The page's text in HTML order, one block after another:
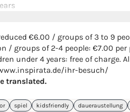
€6.00 / groups of 3 to 9
/ groups of 2-4 people: €7.00
under 4 years: free of charge.
ihr-besuch/
translated.
spiel kidsfriendly daueraustellung